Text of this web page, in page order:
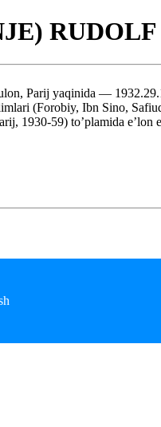
RUDOLF
Parij yaqinida —
(Forobiy, Ibn Sino,
1930-59) to’plamida